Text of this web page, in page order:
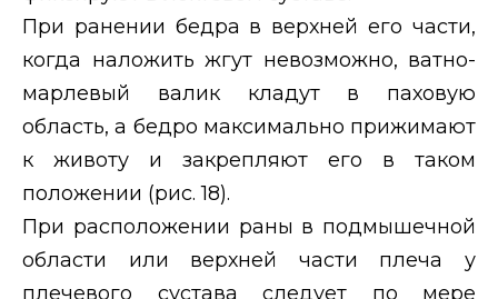
При ранении бедра в верхней его части,
когда наложить жгут невозможно, ватно-
марлевый валик кладут в паховую
область, а бедро максимально прижимают
к животу и закрепляют его в таком
положении (рис. 18).
При расположении раны в подмышечной
области или верхней части плеча у
плечевого сустава следует по мере